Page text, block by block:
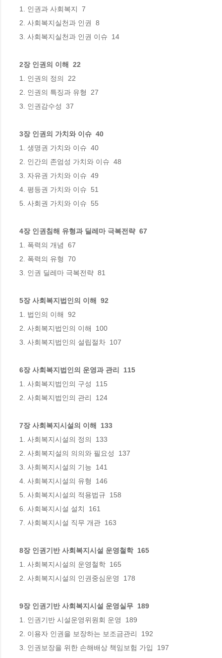
1. 인권과 사회복지  7
2. 사회복지실천과 인권  8
2장 인권의 이해  22
1. 인권의 정의  22
2. 인권의 특징과 유형  27
3장 인권의 가치와 이슈  40
1. 생명권 가치와 이슈  40
2. 인간의 존엄성 가치와 이슈  48
3. 자유권 가치와 이슈  49
4. 평등권 가치와 이슈  51
4장 인권침해 유형과 딜레마 극복전략  67
1. 폭력의 개념  67
2. 폭력의 유형  70
5장 사회복지법인의 이해  92
1. 법인의 이해  92
2. 사회복지법인의 이해  100
6장 사회복지법인의 운영과 관리  115
1. 사회복지법인의 구성  115
7장 사회복지시설의 이해  133
1. 사회복지시설의 정의  133
2. 사회복지설의 의의와 필요성  137
3. 사회복지시설의 기능  141
4. 사회복지시설의 유형  146
5. 사회복지시설의 적용법규  158
6. 사회복지시설 설치  161
8장 인권기반 사회복지시설 운영철학  165
1. 사회복지시설의 운영철학  165
9장 인권기반 사회복지시설 운영실무  189
1. 인권기반 시설운영위원회 운영  189
2. 이용자 인권을 보장하는 보조금관리  192
3. 인권보장을 위한 손해배상 책임보험 가입  197